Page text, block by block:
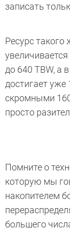
записать
Ресурс
до 640 TBW, а
достигает уже
скромными
просто
Помните о
которую мы
накопителем
большего